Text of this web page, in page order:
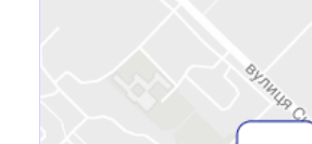
Ссылка для мобильных устройств